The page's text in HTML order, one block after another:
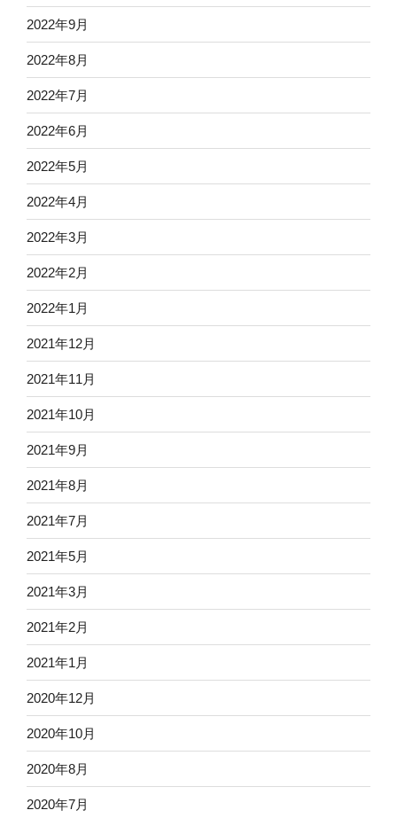
2022年9月
2022年8月
2022年7月
2022年6月
2022年5月
2022年4月
2022年3月
2022年2月
2022年1月
2021年12月
2021年11月
2021年10月
2021年9月
2021年8月
2021年7月
2021年5月
2021年3月
2021年2月
2021年1月
2020年12月
2020年10月
2020年8月
2020年7月